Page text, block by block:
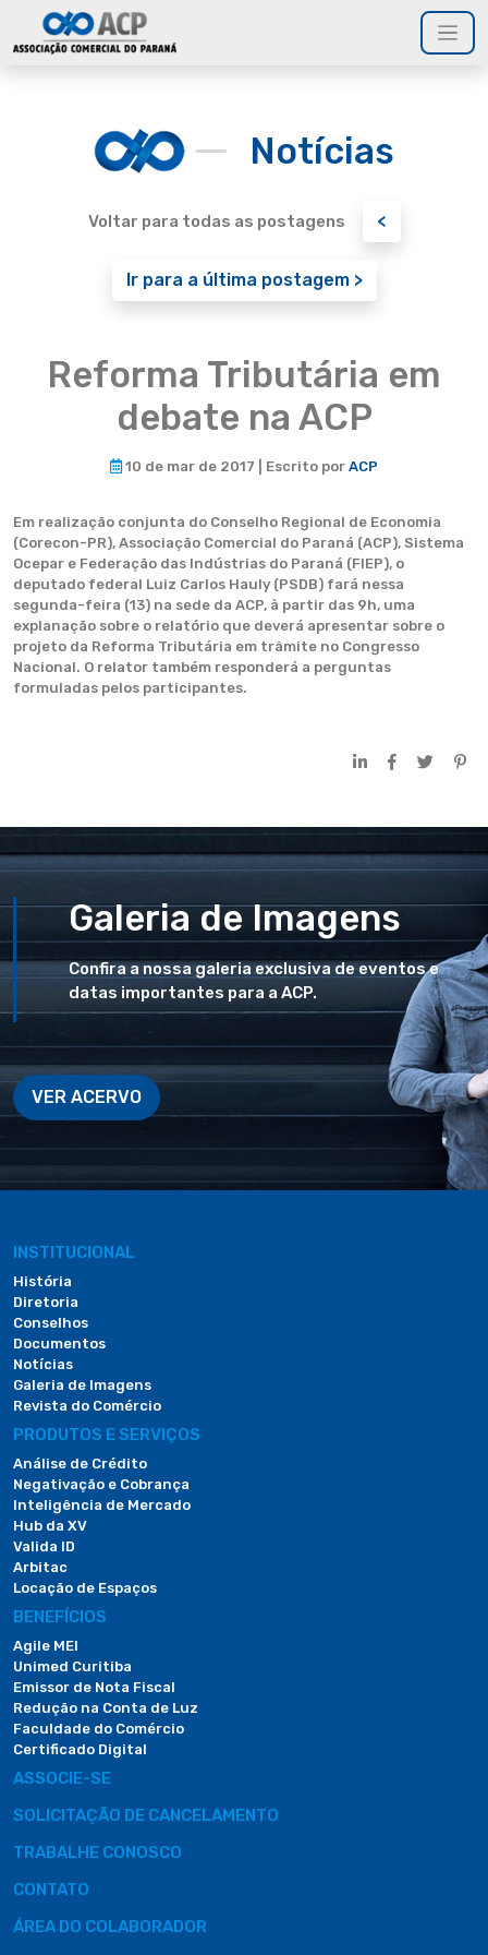
Notícias
Voltar para todas as postagens <
Ir para a última postagem >
Reforma Tributária em
debate na ACP
10 de mar de 2017 | Escrito por ACP
Em realização conjunta do Conselho Regional de Economia
(Corecon-PR), Associação Comercial do Paraná (ACP), Sistema
Ocepar e Federação das Indústrias do Paraná (FIEP), o
deputado federal Luiz Carlos Hauly (PSDB) fará nessa
segunda-feira (13) na sede da ACP, à partir das 9h, uma
explanação sobre o relatório que deverá apresentar sobre o
projeto da Reforma Tributária em trâmite no Congresso
Nacional. O relator também responderá a perguntas
formuladas pelos participantes.
Galeria de Imagens
Confira a nossa galeria exclusiva de eventos e
datas importantes para a ACP.
VER ACERVO
INSTITUCIONAL
História
Diretoria
Conselhos
Documentos
Notícias
Galeria de Imagens
Revista do Comércio
PRODUTOS E SERVIÇOS
Análise de Crédito
Negativação e Cobrança
Inteligência de Mercado
Hub da XV
Valida ID
Arbitac
Locação de Espaços
BENEFÍCIOS
Agile MEI
Unimed Curitiba
Emissor de Nota Fiscal
Redução na Conta de Luz
Faculdade do Comércio
Certificado Digital
ASSOCIE-SE
SOLICITAÇÃO DE CANCELAMENTO
TRABALHE CONOSCO
CONTATO
ÁREA DO COLABORADOR